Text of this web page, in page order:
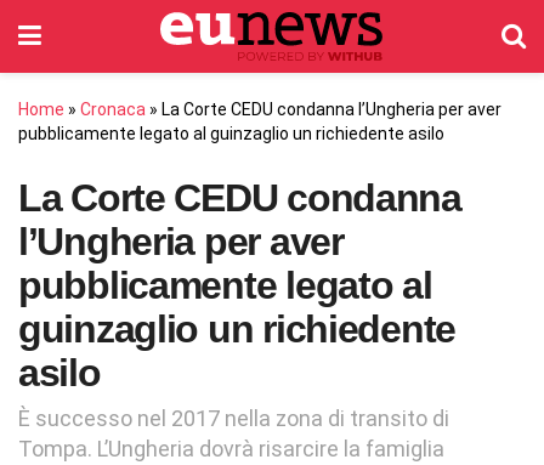
Home » Cronaca » La Corte CEDU condanna l’Ungheria per aver
pubblicamente legato al guinzaglio un richiedente asilo
La Corte CEDU condanna
l’Ungheria per aver
pubblicamente legato al
guinzaglio un richiedente
asilo
È successo nel 2017 nella zona di transito di
Tompa. L’Ungheria dovrà risarcire la famiglia